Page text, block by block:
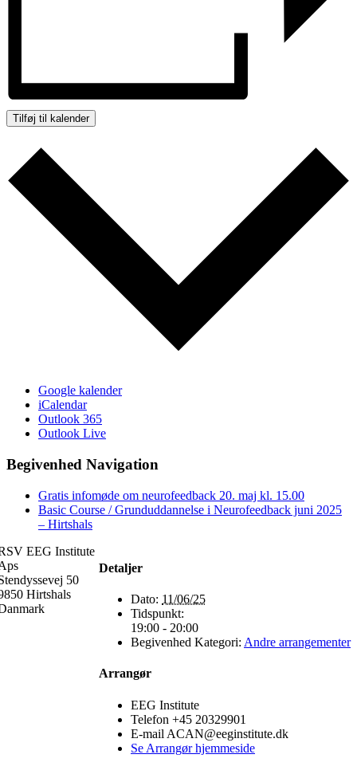
Tilføj til kalender
Google kalender
iCalendar
Outlook 365
Outlook Live
Begivenhed Navigation
Gratis infomøde om neurofeedback 20. maj kl. 15.00
Basic Course / Grunduddannelse i Neurofeedback juni 2025
– Hirtshals
Detaljer
Dato: 11/06/25
Tidspunkt:
19:00 - 20:00
Begivenhed Kategori: Andre arrangementer
Arrangør
EEG Institute
Telefon +45 20329901
E-mail ACAN@eeginstitute.dk
Se Arrangør hjemmeside
EEG Institute
50
Hirtshals